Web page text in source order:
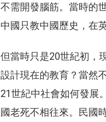
不需開發腦筋。當時的
中國只教中國歷史，在
但當時只是20世紀初，
設計現在的教育？當然
21世紀中社會如何發展
國老死不相往來。民國